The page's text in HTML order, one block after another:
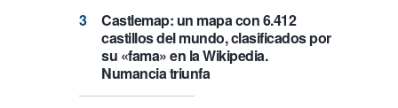
Castlemap: un mapa con 6.412
castillos del mundo, clasificados por
su «fama» en la Wikipedia.
Numancia triunfa